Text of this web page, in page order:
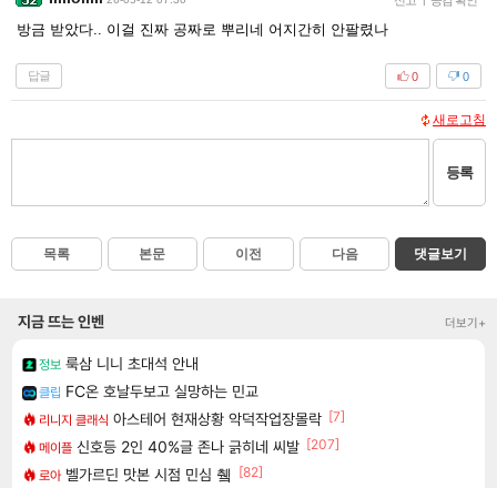
방금 받았다.. 이걸 진짜 공짜로 뿌리네 어지간히 안팔렸나
답글 0
0
새로고침
등록
목록 본문 이전 다음 댓글보기
지금 뜨는 인벤 더보기+
정보 룩삼 니니 초대석 안내
클립 FC온 호날두보고 실망하는 민교
리니지 클래식 아스테어 현재상황 악덕작업장몰락 [7]
메이플 신호등 2인 40%글 존나 긁히네 씨발 [207]
로아 벨가르딘 맛본 시점 민심 췤
[82]